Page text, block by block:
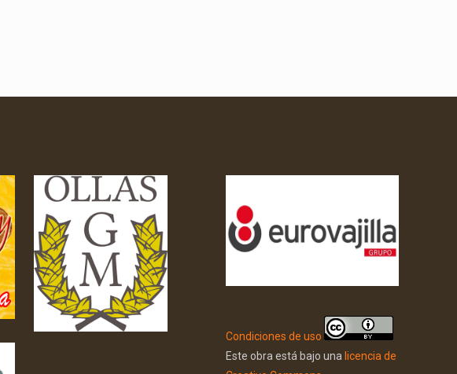
Condiciones de uso
Este obra está bajo una licencia de